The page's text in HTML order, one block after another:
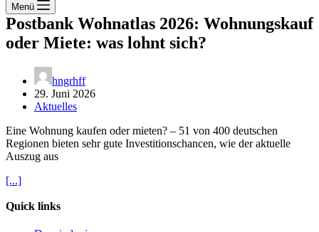
Menü
Postbank Wohnatlas 2026: Wohnungskauf
oder Miete: was lohnt sich?
hngrhff
29. Juni 2026
Aktuelles
Eine Wohnung kaufen oder mieten? – 51 von 400 deutschen
Regionen bieten sehr gute Investitionschancen, wie der aktuelle
Auszug aus
[...]
Quick links